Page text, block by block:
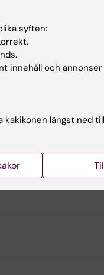
biomarkörer för
komplexa
fördjupar sina
studier.
syften:
innehåll och
längst ned